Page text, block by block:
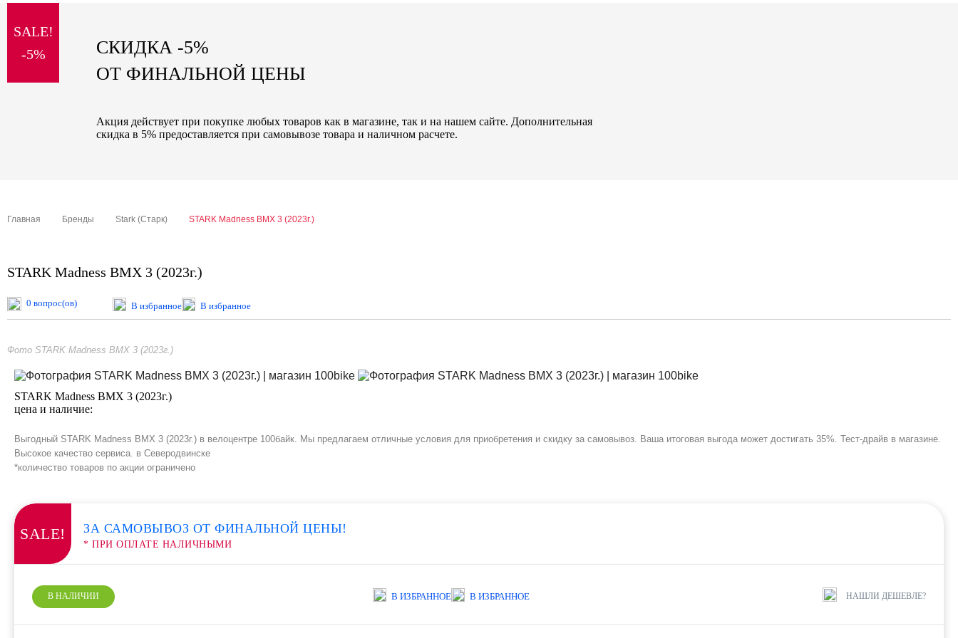
special price
SALE!
-5%
СКИДКА -5%
ОТ ФИНАЛЬНОЙ ЦЕНЫ
Акция действует при покупке любых товаров как в магазине, так и на нашем сайте. Дополнительная
скидка в 5% предоставляется при самовывозе товара и наличном расчете.
Главная Бренды Stark (Старк) STARK Madness BMX 3 (2023г.)
STARK Madness BMX 3 (2023г.)
0 вопрос(ов) В избранное В избранное
Фото STARK Madness BMX 3 (2023г.)
STARK Madness BMX 3 (2023г.)
цена и наличие:
Выгодный STARK Madness BMX 3 (2023г.) в велоцентре 100байк. Мы предлагаем отличные условия для приобретения и скидку за самовывоз. Ваша итоговая выгода может достигать 35%. Тест-драйв в магазине.
Высокое качество сервиса. в Северодвинске
*количество товаров по акции ограничено
SALE! ЗА САМОВЫВОЗ ОТ ФИНАЛЬНОЙ ЦЕНЫ!
* ПРИ ОПЛАТЕ НАЛИЧНЫМИ
В НАЛИЧИИ В ИЗБРАННОЕ В ИЗБРАННОЕ НАШЛИ ДЕШЕВЛЕ?